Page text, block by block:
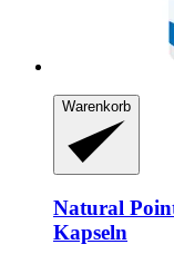
Warenkorb
Natural
Kapseln